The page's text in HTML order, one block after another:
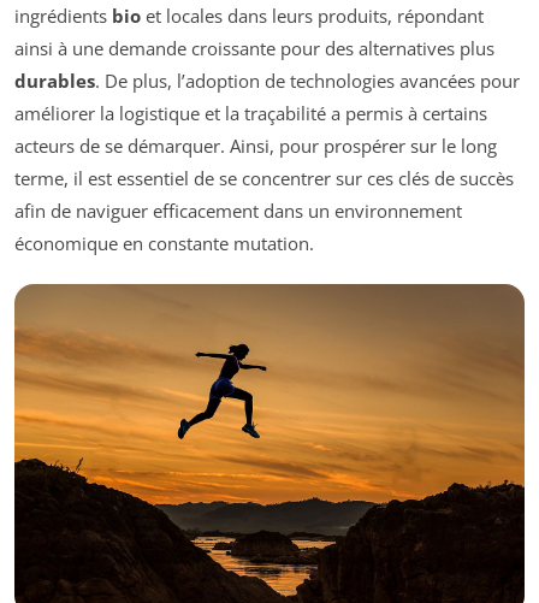
ingrédients bio et locales dans leurs produits, répondant
ainsi à une demande croissante pour des alternatives plus
durables. De plus, l’adoption de technologies avancées pour
améliorer la logistique et la traçabilité a permis à certains
acteurs de se démarquer. Ainsi, pour prospérer sur le long
terme, il est essentiel de se concentrer sur ces clés de succès
afin de naviguer efficacement dans un environnement
économique en constante mutation.